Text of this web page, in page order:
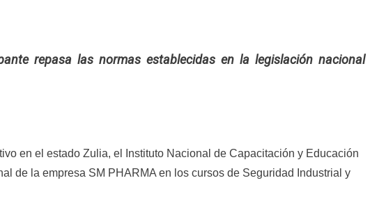
repasa las normas establecidas en la legislación nacional
en el estado Zulia, el Instituto Nacional de Capacitación y Educación
de la empresa SM PHARMA en los cursos de Seguridad Industrial y